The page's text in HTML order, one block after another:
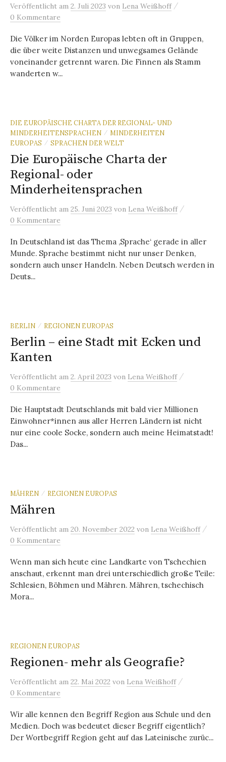
Veröffentlicht am 2. Juli 2023 von Lena Weißhoff /
0 Kommentare
Die Völker im Norden Europas lebten oft in Gruppen,
die über weite Distanzen und unwegsames Gelände
voneinander getrennt waren. Die Finnen als Stamm
wanderten w...
DIE EUROPÄISCHE CHARTA DER REGIONAL- UND
MINDERHEITENSPRACHEN / MINDERHEITEN
EUROPAS
/ SPRACHEN DER WELT
Die Europäische Charta der
Regional- oder
Minderheitensprachen
Veröffentlicht am 25. Juni 2023 von Lena Weißhoff /
0 Kommentare
In Deutschland ist das Thema ‚Sprache‘ gerade in aller
Munde. Sprache bestimmt nicht nur unser Denken,
sondern auch unser Handeln. Neben Deutsch werden in
Deuts...
BERLIN / REGIONEN EUROPAS
Berlin – eine Stadt mit Ecken und
Kanten
Veröffentlicht am 2. April 2023 von Lena Weißhoff /
0 Kommentare
Die Hauptstadt Deutschlands mit bald vier Millionen
Einwohner*innen aus aller Herren Ländern ist nicht
nur eine coole Socke, sondern auch meine Heimatstadt!
Das...
MÄHREN / REGIONEN EUROPAS
Mähren
Veröffentlicht am 20. November 2022 von Lena Weißhoff /
0 Kommentare
Wenn man sich heute eine Landkarte von Tschechien
anschaut, erkennt man drei unterschiedlich große Teile:
Schlesien, Böhmen und Mähren. Mähren, tschechisch
Mora...
REGIONEN EUROPAS
Regionen- mehr als Geografie?
Veröffentlicht am 22. Mai 2022 von Lena Weißhoff /
0 Kommentare
Wir alle kennen den Begriff Region aus Schule und den
Medien. Doch was bedeutet dieser Begriff eigentlich?
Der Wortbegriff Region geht auf das Lateinische zurüc...